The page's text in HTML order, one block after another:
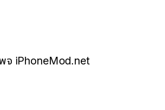
จ iPhoneMod.net